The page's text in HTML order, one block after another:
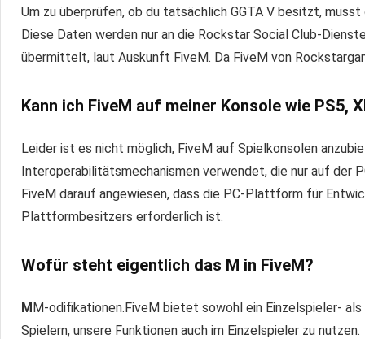
Um zu überprüfen, ob du tatsächlich GGTA V besitzt,
Diese Daten werden nur an die Rockstar Social Club-
übermittelt, laut Auskunft FiveM. Da FiveM von
Kann ich FiveM auf meiner Konsole wie PS5,
Leider ist es nicht möglich, FiveM auf Spielkonsolen
Interoperabilitätsmechanismen verwendet, die nur auf der
FiveM darauf angewiesen, dass die PC-Plattform für
Plattformbesitzers erforderlich ist.
Wofür steht eigentlich das M in FiveM?
MM‑odifikationen.FiveM bietet sowohl ein Einzelspieler-
Spielern, unsere Funktionen auch im Einzelspieler zu nutzen.